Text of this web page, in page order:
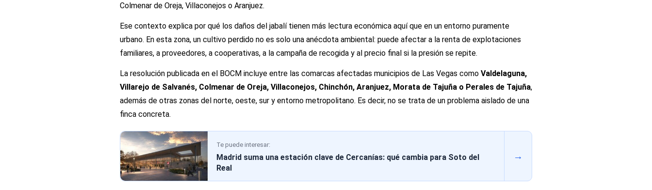
Colmenar de Oreja, Villaconejos o Aranjuez.
Ese contexto explica por qué los daños del jabalí tienen más lectura económica aquí que en un entorno puramente
urbano. En esta zona, un cultivo perdido no es solo una anécdota ambiental: puede afectar a la renta de explotaciones
familiares, a proveedores, a cooperativas, a la campaña de recogida y al precio final si la presión se repite.
La resolución publicada en el BOCM incluye entre las comarcas afectadas municipios de Las Vegas como Valdelaguna,
Villarejo de Salvanés, Colmenar de Oreja, Villaconejos, Chinchón, Aranjuez, Morata de Tajuña o Perales de Tajuña,
además de otras zonas del norte, oeste, sur y entorno metropolitano. Es decir, no se trata de un problema aislado de una
finca concreta.
Te puede interesar:
Madrid suma una estación clave de Cercanías: qué cambia para Soto del
Real
→